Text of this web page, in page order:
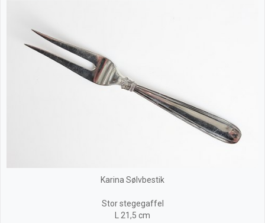
Karina Sølvbestik
Stor stegegaffel
L 21,5 cm